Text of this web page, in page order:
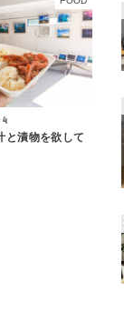
と漬物を欲して